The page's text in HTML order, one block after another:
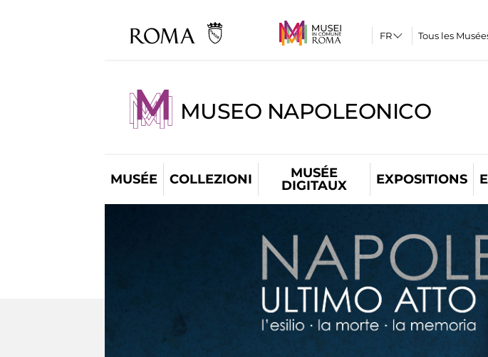
Tous les
MUSEO NAPOLEONICO
MUSÉE COLLEZIONI
MUSÉE
DIGITAUX
EXPOSITIONS